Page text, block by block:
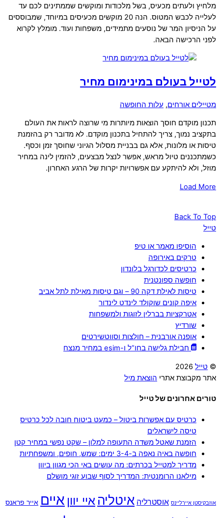
מלחיץ ולעתים מכעיס, בשל מלכודות ומוקשים שממתינים לכם עד
לעלייה לכבש המטוס. הנה 20 מוקשים מכעיסים במיוחד, שמבוססים
על הניסיון המר של נוסעים מתמידים, משפחות ועוד. מומלץ לקרוא
לפני הרכישה הבאה.
לטייל בעולם במינימום מחיר
מטיילים אורחים, עלות החופשה
תכנון מוקדם חוסך הוצאות מיותרות מי שרוצה לראות את העולם
בתקציב נמוך, צריך להתחיל בתכנון מוקדם. לא מדובר רק בהזמנת
טיסות או מלונות, אלא גם בבניית מסלול הגיוני שחוסך זמן וכסף.
כשמתכננים טיול מראש, אפשר לנצל מבצעים, להזמין לינה במחיר
מוזל, ולא להיתקע עם אפשרויות יקרות של הרגע האחרון.
Load More
Back To Top
טייל
הוסיפו מאמר או טיפ
טרקים באירופה
כרטיסים לכדורגל בלונדון
חופשה ספונטנית
טיסות לאילת דקה 90 – וגם טיסות מאילת לתל אביב
איפה קונים שוקולד לינדט לינדור
אטרקציות בברלין לזוגות ולמשפחות
שורדיץ
אופנה אורבנית – חולצות וסווטשירטים
חבילת גלישה בחו”ל ו-esim במחיר מנצח
© טייל
אתר מקבוצת אתרי הוצאת מיל
טורים אחרונים של טייל
כרטיס עם אפשרות ביטול – כמעט ביטוח חובה לכל כרטיס
טיסה לישראלים
הזמנת שאטל משדה התעופה למלון – שקט נפשי במחיר קטן
חופשה באיה נאפה ב-3-4 ימים: שמש, חופים, ומשפחתיות
מדריך למטייל בכרתים: מה עושים באי הכי מגוון ביוון
מילאנו הרומנטית: המדריך לסוף שבוע זוגי מושלם
אוזבקיסטן איירליינס אוסטרליה איטליה איי יוון איים אייר פראנס